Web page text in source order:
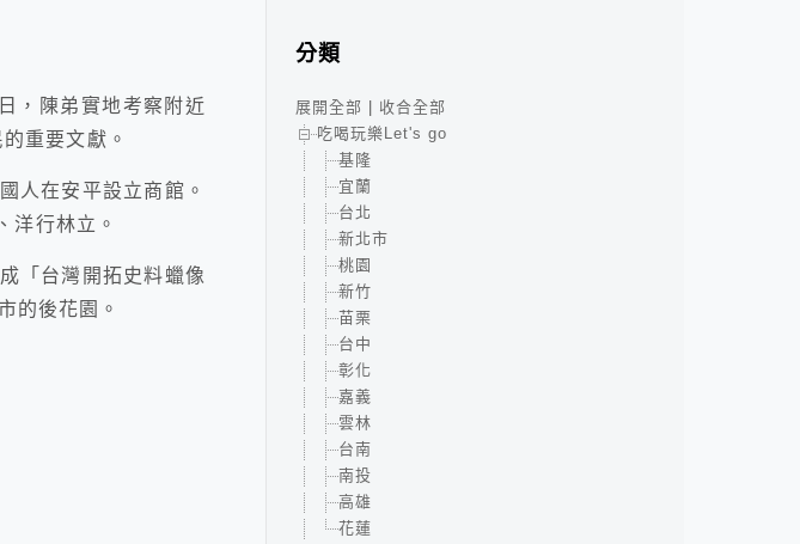
，陳弟實地考察附近
重要文獻。
人在安平設立商館。
洋行林立。
「台灣開拓史料蠟像
的後花園。
分類
展開全部
收合全部
吃喝玩樂Let's go
基隆
宜蘭
台北
新北市
桃園
新竹
苗栗
台中
彰化
嘉義
雲林
台南
南投
高雄
花蓮